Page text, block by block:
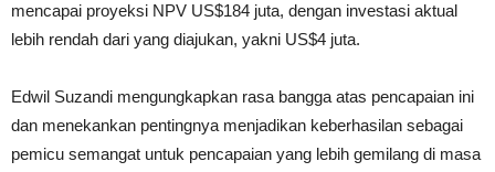
mencapai proyeksi NPV US$184 juta, dengan investasi aktual
lebih rendah dari yang diajukan, yakni US$4 juta.
Edwil Suzandi mengungkapkan rasa bangga atas pencapaian ini
dan menekankan pentingnya menjadikan keberhasilan sebagai
pemicu semangat untuk pencapaian yang lebih gemilang di masa